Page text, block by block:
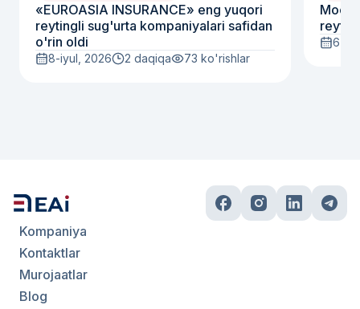
«EUROASIA INSURANCE» eng yuqori
reytingli sug'urta kompaniyalari safidan
o'rin oldi
8-iyul, 2026 2 daqiqa 73 ko'rishlar
6-
Kompaniya
Kontaktlar
Murojaatlar
Blog